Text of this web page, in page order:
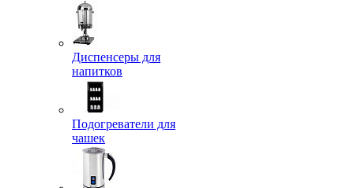
Диспенсеры для
напитков
Подогреватели для
чашек